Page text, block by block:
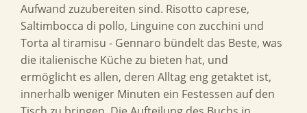
Aufwand zuzubereiten sind. Risotto caprese,
Saltimbocca di pollo, Linguine con zucchini und
Torta al tiramisu - Gennaro bündelt das Beste, was
die italienische Küche zu bieten hat, und
ermöglicht es allen, deren Alltag eng getaktet ist,
innerhalb weniger Minuten ein Festessen auf den